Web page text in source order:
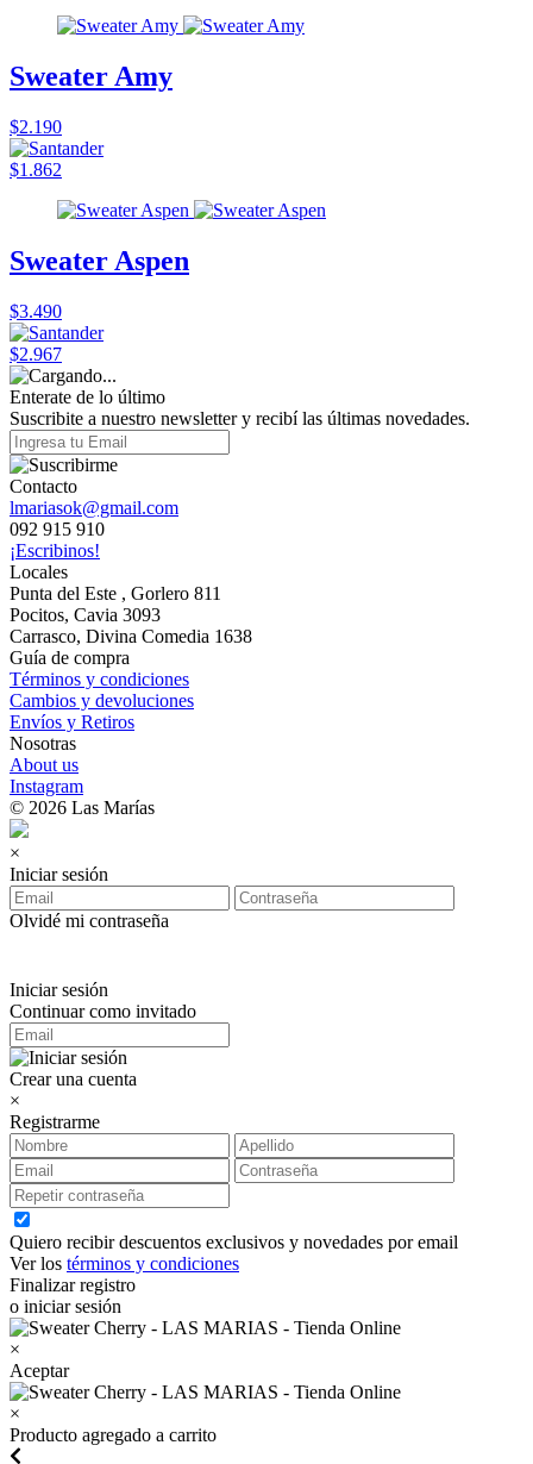
Sweater Amy
$2.190
$1.862
Sweater Aspen
$3.490
$2.967
Enterate de lo último
Suscribite a nuestro newsletter y recibí las últimas novedades.
Contacto
lmariasok@gmail.com
092 915 910
¡Escribinos!
Locales
Punta del Este , Gorlero 811
Pocitos, Cavia 3093
Carrasco, Divina Comedia 1638
Guía de compra
Términos y condiciones
Cambios y devoluciones
Envíos y Retiros
Nosotras
About us
Instagram
© 2026 Las Marías
×
Iniciar sesión
Olvidé mi contraseña
Iniciar sesión
Continuar como invitado
Crear una cuenta
×
Registrarme
Quiero recibir descuentos exclusivos y novedades por email
Ver los términos y condiciones
Finalizar registro
o iniciar sesión
×
Aceptar
×
Producto agregado a carrito